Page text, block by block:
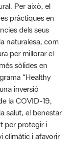
naturalesa, com
per millorar el
sòlides en
“Healthy
inversió
la COVID-19,
el benestar
protegir i
i afavorir
Protegides